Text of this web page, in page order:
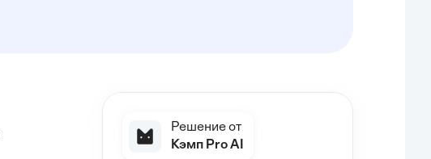
Решение от
Кэмп Pro AI